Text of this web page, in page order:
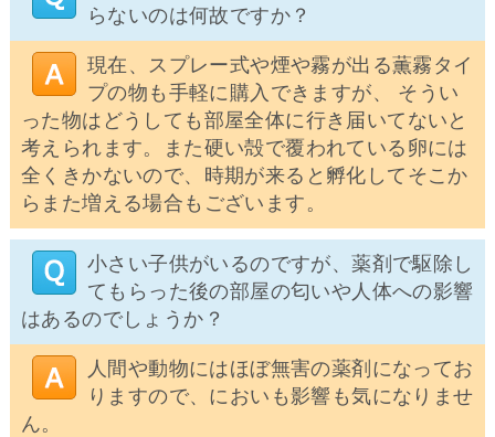
らないのは何故ですか？
現在、スプレー式や煙や霧が出る薫霧タイ
プの物も手軽に購入できますが、 そうい
った物はどうしても部屋全体に行き届いてないと
考えられます。また硬い殻で覆われている卵には
全くきかないので、時期が来ると孵化してそこか
らまた増える場合もございます。
小さい子供がいるのですが、薬剤で駆除し
てもらった後の部屋の匂いや人体への影響
はあるのでしょうか？
人間や動物にはほぼ無害の薬剤になってお
りますので、においも影響も気になりませ
ん。